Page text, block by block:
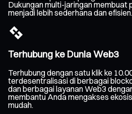
Dukungan multi-jaringan membuat
menjadi lebih sederhana dan efisien.
Terhubung ke Dunia Web3
Terhubung dengan satu klik ke
terdesentralisasi di berbagai
dan berbagai layanan Web3
membantu Anda mengakses
mudah.